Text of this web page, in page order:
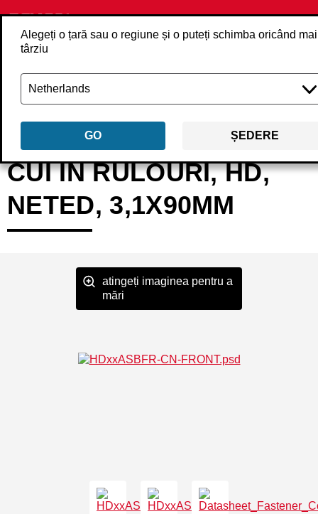
Alegeți o țară sau o regiune și o puteți schimba oricând mai
târziu
GO ȘEDERE
Înapoi Produse Elemente de fixare
CUI ÎN RULOURI, HD,
NETED, 3,1X90MM
atingeți imaginea pentru a
mări